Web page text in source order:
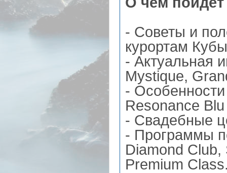
- Советы и
курортам
- Актуальная
Mystique,
-
Resonance
- Свадебные
- Программы
Diamond
Premium